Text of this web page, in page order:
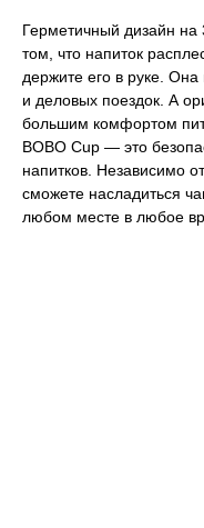
Герметичный дизайн на
том, что напиток
держите его в руке.
и деловых поездок. А
большим комфортом
BOBO Cup — это
напитков. Независимо
сможете насладиться
любом месте в любое